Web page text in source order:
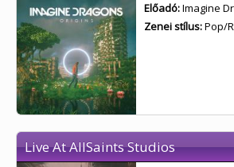
Előadó:Imagine
Zenei stílus:Pop/
Live At AllSaints Studios